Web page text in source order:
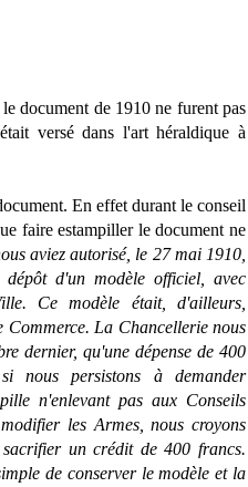
document de 1910 ne furent pas
versé dans l'art héraldique à
En effet durant le conseil
faire estampiller le document ne
aviez autorisé, le 27 mai 1910,
d'un modèle officiel, avec
Ce modèle était, d'ailleurs,
La Chancellerie nous
dernier, qu'une dépense de 400
nous persistons à demander
n'enlevant pas aux Conseils
les Armes, nous croyons
un crédit de 400 francs.
de conserver le modèle et la